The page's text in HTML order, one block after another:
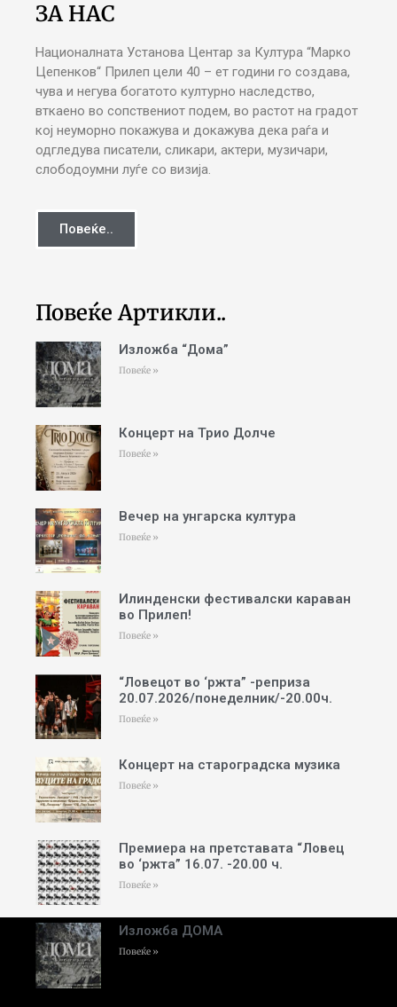
ЗА НАС
Националната Установа Центар за Култура “Марко
Цепенков“ Прилеп цели 40 – ет години го создава,
чува и негува богатото културно наследство,
вткаено во сопствениот подем, во растот на градот
кој неуморно покажува и докажува дека раѓа и
одгледува писатели, сликари, актери, музичари,
слободоумни луѓе со визија.
Повеќе..
Повеќе Артикли..
Изложба “Дома”
Повеќе »
Концерт на Трио Долче
Повеќе »
Вечер на унгарска култура
Повеќе »
Илинденски фестивалски караван
во Прилеп!
Повеќе »
“Ловецот во ‘ржта” -реприза
20.07.2026/понеделник/-20.00ч.
Повеќе »
Концерт на староградска музика
Повеќе »
Премиера на претставата “Ловец
во ‘ржта” 16.07. -20.00 ч.
Повеќе »
Изложба ДОМА
Повеќе »